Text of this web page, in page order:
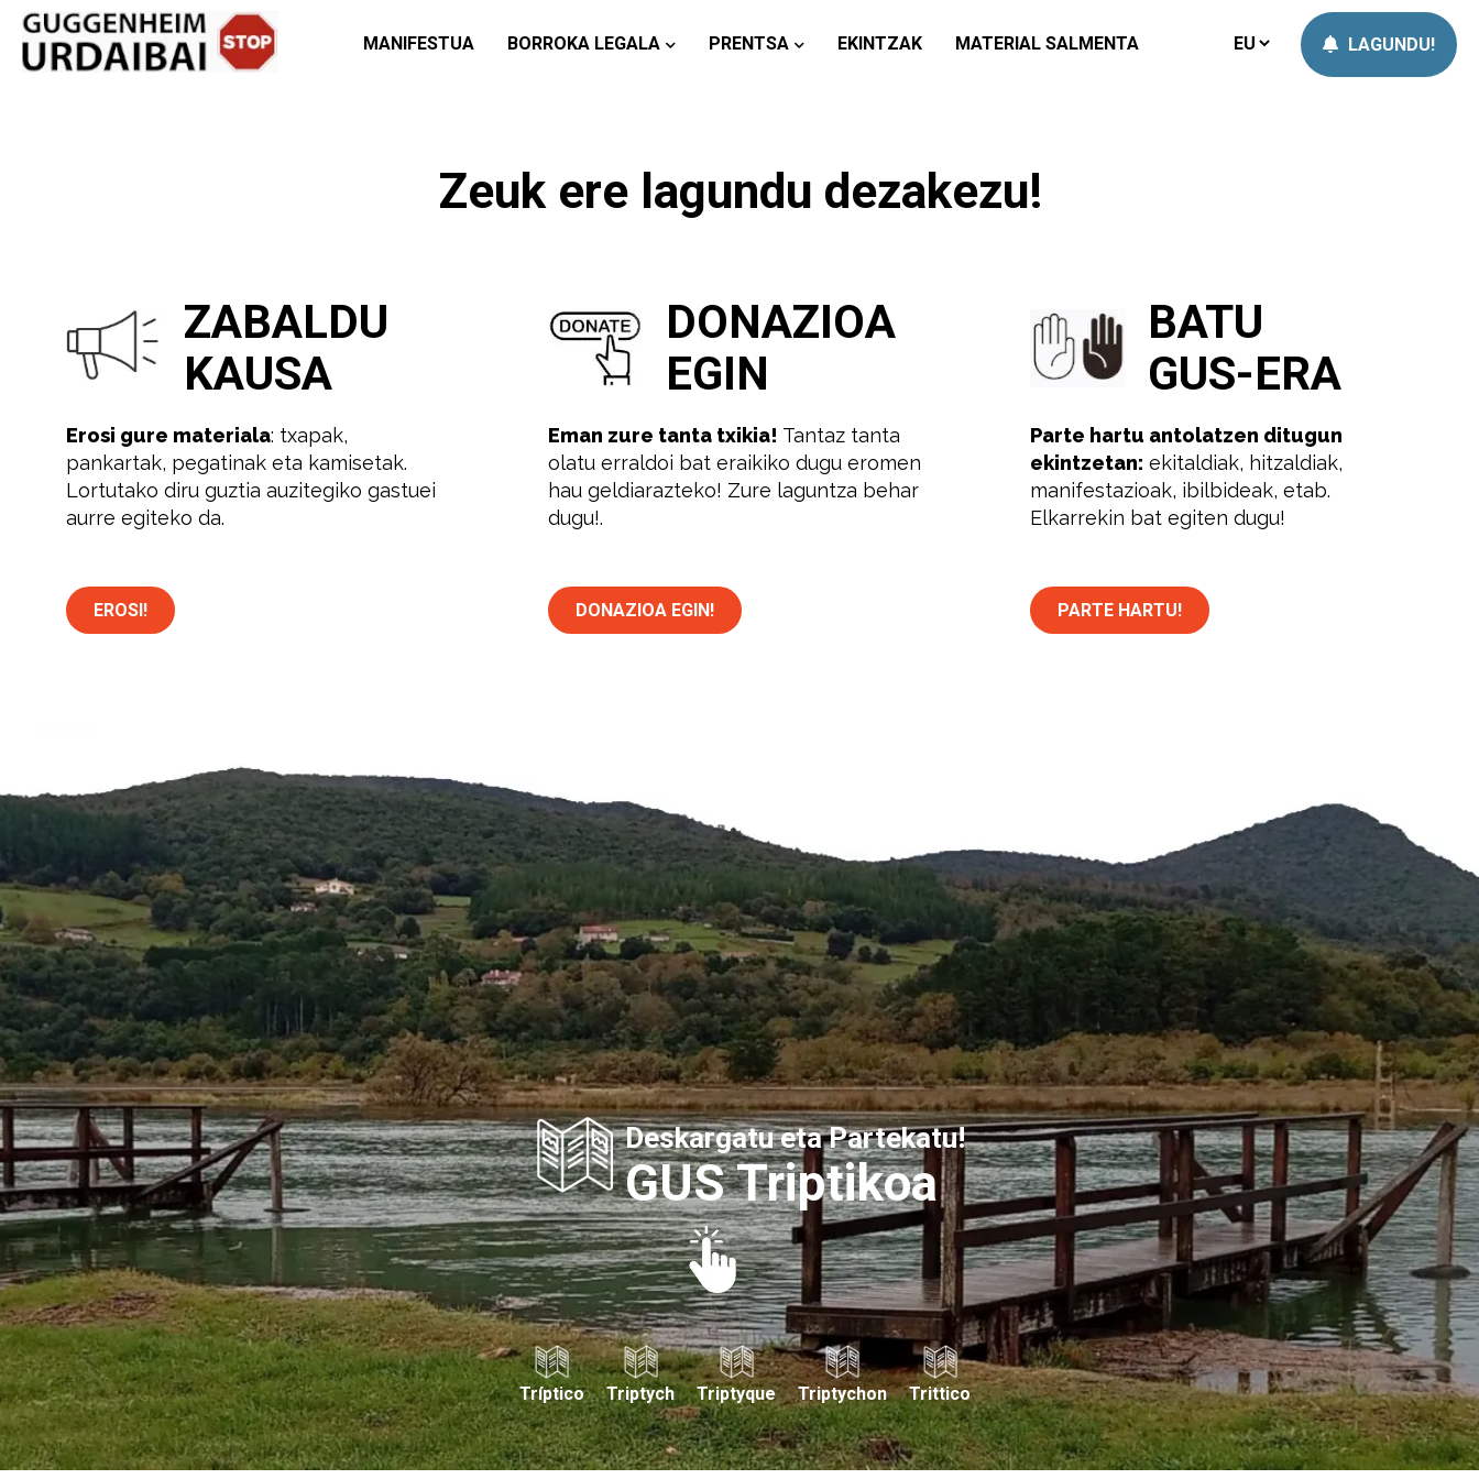
Zeuk ere lagundu dezakezu!
ZABALDU
KAUSA
Erosi gure materiala: txapak,
pankartak, pegatinak eta kamisetak.
Lortutako diru guztia auzitegiko gastuei
aurre egiteko da.
EROSI!
DONAZIOA
EGIN
Eman zure tanta txikia! Tantaz tanta
olatu erraldoi bat eraikiko dugu eromen
hau geldiarazteko! Zure laguntza behar
dugu!.
DONAZIOA EGIN!
BATU
GUS-ERA
Parte hartu antolatzen ditugun
ekintzetan: ekitaldiak, hitzaldiak,
manifestazioak, ibilbideak, etab.
Elkarrekin bat egiten dugu!
PARTE HARTU!
Deskargatu eta Partekatu!
GUS Triptikoa
Tríptico Triptych Triptyque Triptychon Trittico
MANIFESTUA BORROKA LEGALA PRENTSA EKINTZAK MATERIAL SALMENTA LAGUNDU!